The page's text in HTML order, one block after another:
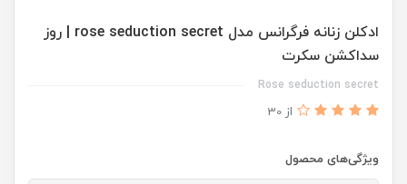
ادكلن زنانه فرگرانس مدل rose seduction secret | روز
سداكشن سكرت
Rose seduction secret
از 30
ویژگی‌های محصول